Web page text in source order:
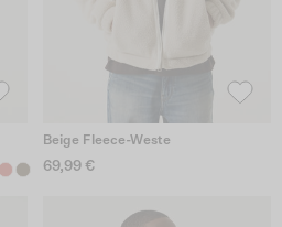
Beige Fleece-Weste
69,99 €